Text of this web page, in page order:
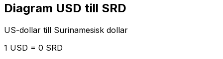
Diagram USD till SRD
US-dollar till Surinamesisk dollar
1 USD = 0 SRD